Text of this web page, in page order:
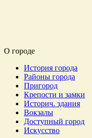
О городе
История города
Районы города
Пригород
Крепости и замки
Историч. здания
Вокзалы
Доступный город
Искусство